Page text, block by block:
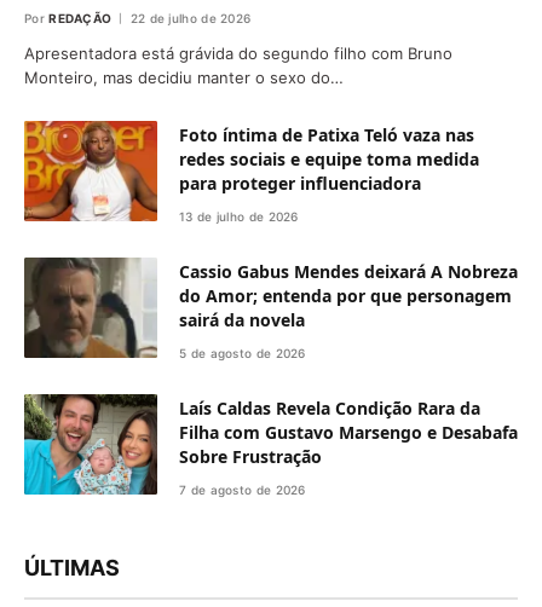
Por REDAÇÃO 22 de julho de 2026
Apresentadora está grávida do segundo filho com Bruno
Monteiro, mas decidiu manter o sexo do…
Foto íntima de Patixa Teló vaza nas
redes sociais e equipe toma medida
para proteger influenciadora
13 de julho de 2026
Cassio Gabus Mendes deixará A Nobreza
do Amor; entenda por que personagem
sairá da novela
5 de agosto de 2026
Laís Caldas Revela Condição Rara da
Filha com Gustavo Marsengo e Desabafa
Sobre Frustração
7 de agosto de 2026
ÚLTIMAS